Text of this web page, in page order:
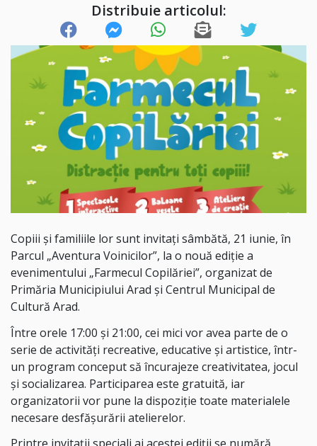
Distribuie articolul:
Copiii și familiile lor sunt invitați sâmbătă, 21 iunie, în
Parcul „Aventura Voinicilor”, la o nouă ediție a
evenimentului „Farmecul Copilăriei”, organizat de
Primăria Municipiului Arad și Centrul Municipal de
Cultură Arad.
Între orele 17:00 și 21:00, cei mici vor avea parte de o
serie de activități recreative, educative și artistice, într-
un program conceput să încurajeze creativitatea, jocul
și socializarea. Participarea este gratuită, iar
organizatorii vor pune la dispoziție toate materialele
necesare desfășurării atelierelor.